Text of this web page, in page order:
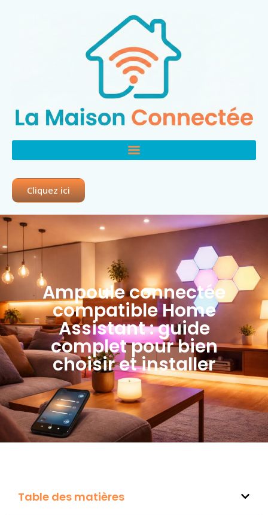
Cliquez ici
Ampoule connectée
compatible Home
Assistant : guide
complet pour bien
choisir et installer
Table des matières